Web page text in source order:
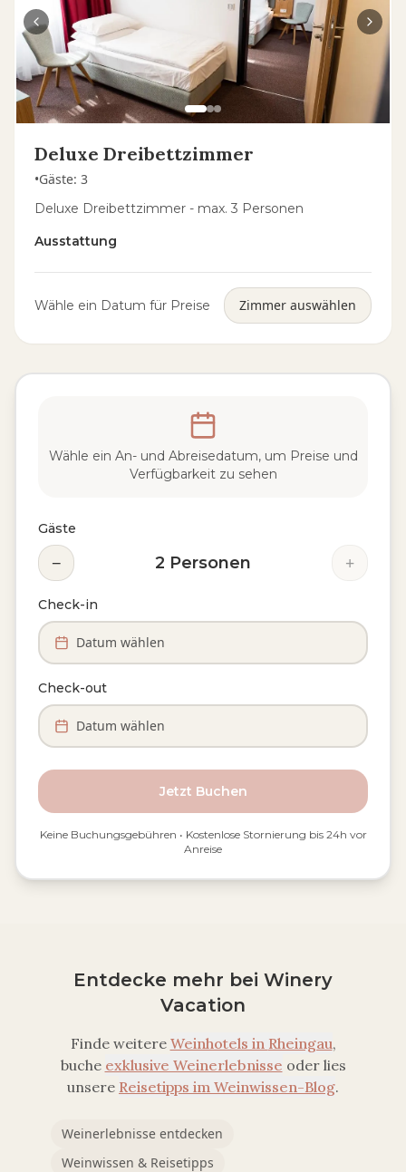
Deluxe Dreibettzimmer
•Gäste: 3
Deluxe Dreibettzimmer - max. 3 Personen
Ausstattung
Wähle ein Datum für Preise Zimmer auswählen
Wähle ein An- und Abreisedatum, um Preise und
Verfügbarkeit zu sehen
Gäste
− 2 Personen +
Check-in
Datum wählen
Check-out
Datum wählen
Jetzt Buchen
Keine Buchungsgebühren • Kostenlose Stornierung bis 24h vor
Anreise
Entdecke mehr bei Winery
Vacation
Finde weitere Weinhotels in Rheingau,
buche exklusive Weinerlebnisse oder lies
unsere Reisetipps im Weinwissen-Blog.
Weinerlebnisse entdecken
Weinwissen & Reisetipps